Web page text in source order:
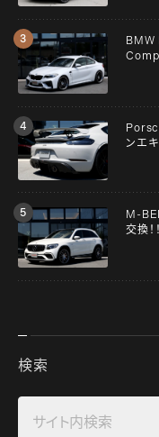
ンエ
M-
交換！！
検索